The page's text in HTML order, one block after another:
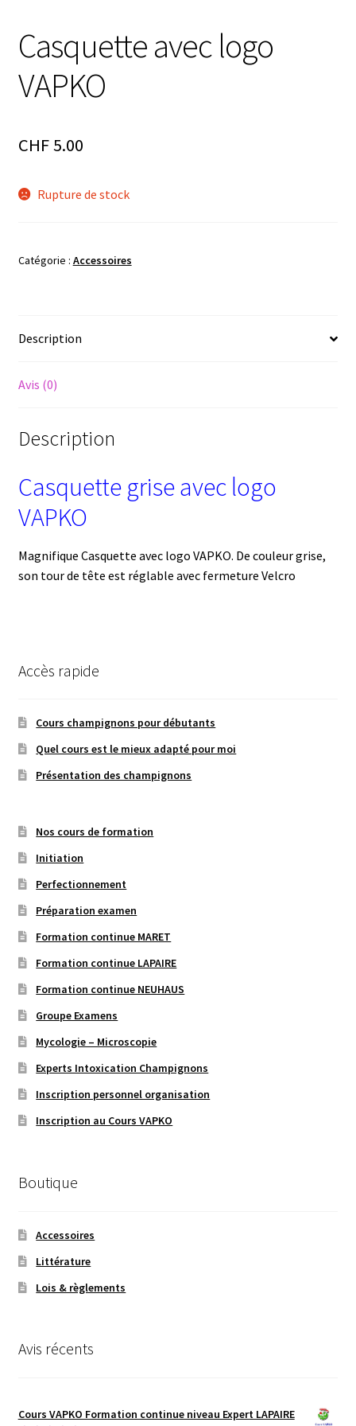
Casquette avec logo
VAPKO
CHF5.00
Rupture de stock
Catégorie : Accessoires
Description
Avis (0)
Description
Casquette grise avec logo
VAPKO
Magnifique Casquette avec logo VAPKO. De couleur grise,
son tour de tête est réglable avec fermeture Velcro
Accès rapide
Cours champignons pour débutants
Quel cours est le mieux adapté pour moi
Présentation des champignons
Nos cours de formation
Initiation
Perfectionnement
Préparation examen
Formation continue MARET
Formation continue LAPAIRE
Formation continue NEUHAUS
Groupe Examens
Mycologie – Microscopie
Experts Intoxication Champignons
Inscription personnel organisation
Inscription au Cours VAPKO
Boutique
Accessoires
Littérature
Lois & règlements
Avis récents
Cours VAPKO Formation continue niveau Expert LAPAIRE